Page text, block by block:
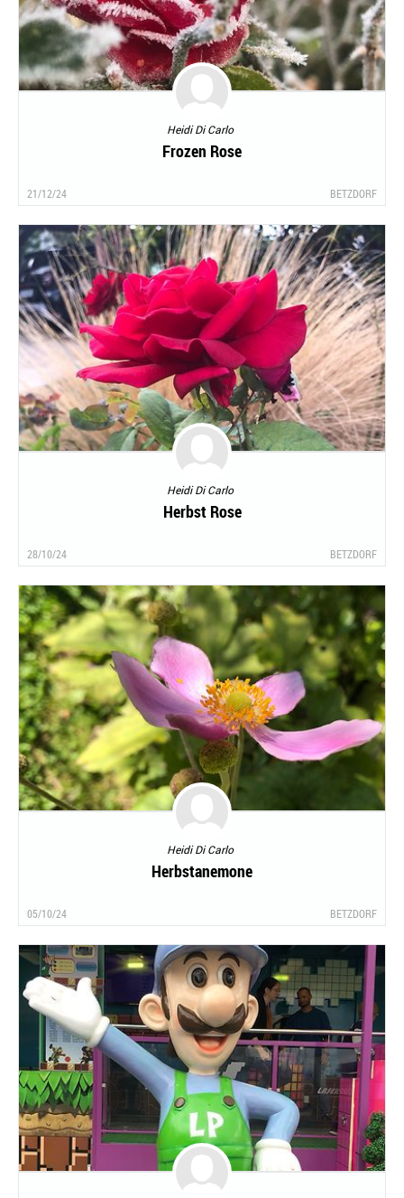
Heidi Di Carlo
Frozen Rose
21/12/24 BETZDORF
Heidi Di Carlo
Herbst Rose
28/10/24 BETZDORF
Heidi Di Carlo
Herbstanemone
05/10/24 BETZDORF